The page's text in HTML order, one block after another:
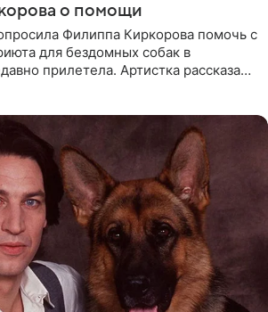
о помощи
Филиппа Киркорова помочь с
для бездомных собак в
прилетела. Артистка рассказала